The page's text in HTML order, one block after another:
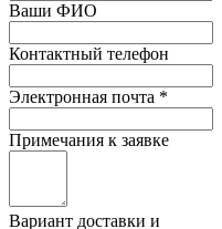
Ваши ФИО
Контактный телефон
Электронная почта *
Примечания к заявке
Вариант доставки и